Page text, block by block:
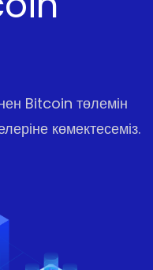
Bitcoin төлемін
көмектесеміз.